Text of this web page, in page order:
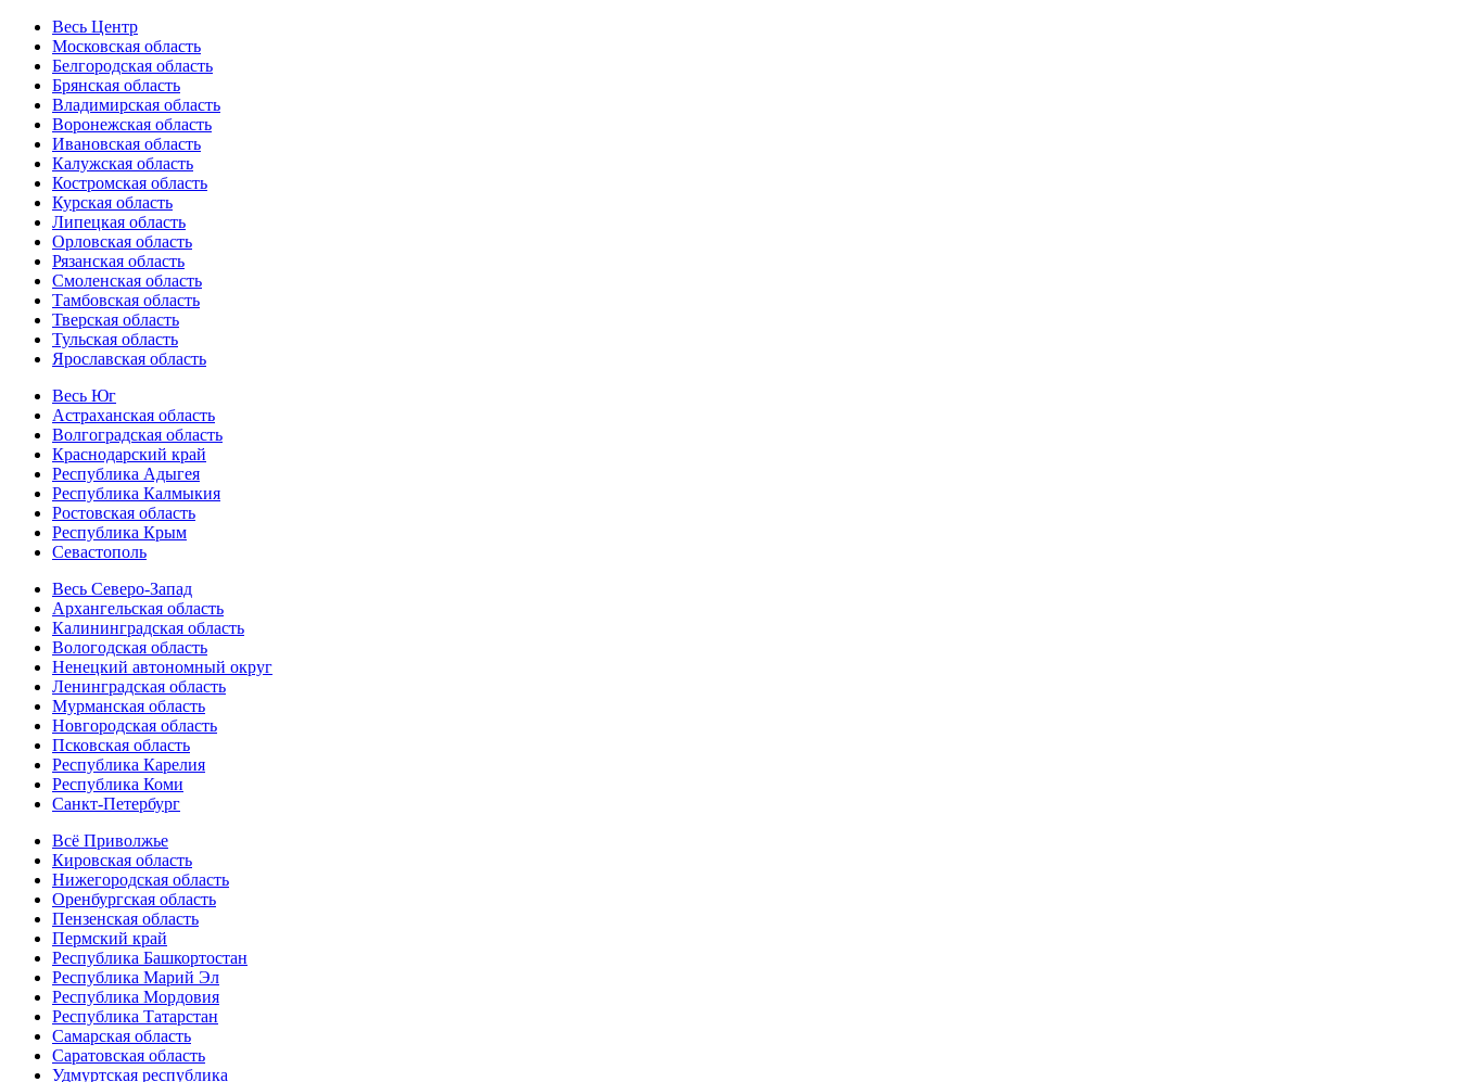
Весь Центр
Московская область
Белгородская область
Брянская область
Владимирская область
Воронежская область
Ивановская область
Калужская область
Костромская область
Курская область
Липецкая область
Орловская область
Рязанская область
Смоленская область
Тамбовская область
Тверская область
Тульская область
Ярославская область
Весь Юг
Астраханская область
Волгоградская область
Краснодарский край
Республика Адыгея
Республика Калмыкия
Ростовская область
Республика Крым
Севастополь
Весь Северо-Запад
Архангельская область
Калининградская область
Вологодская область
Ненецкий автономный округ
Ленинградская область
Мурманская область
Новгородская область
Псковская область
Республика Карелия
Республика Коми
Санкт-Петербург
Всё Приволжье
Кировская область
Нижегородская область
Оренбургская область
Пензенская область
Пермский край
Республика Башкортостан
Республика Марий Эл
Республика Мордовия
Республика Татарстан
Самарская область
Саратовская область
Удмуртская республика